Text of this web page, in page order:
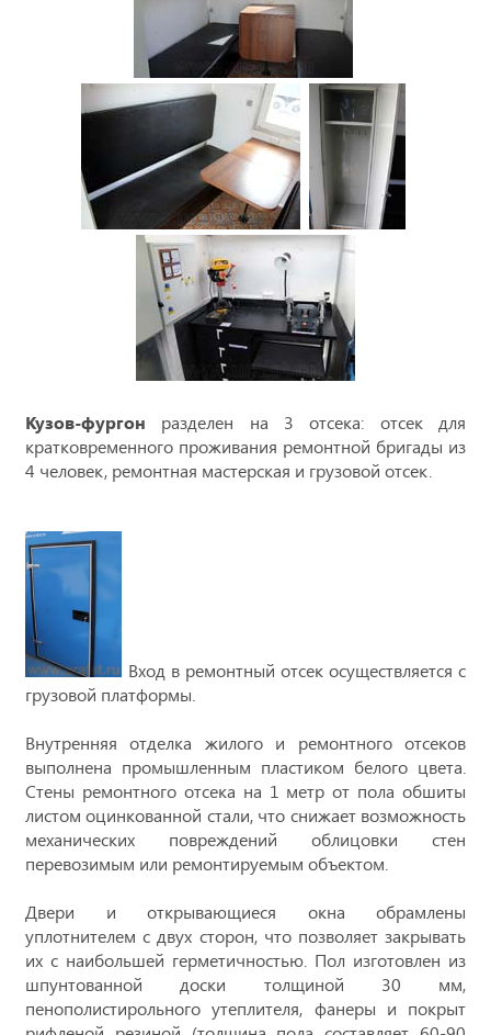
Кузов-фургон разделен на 3 отсека: отсек для
кратковременного проживания ремонтной бригады из
4 человек, ремонтная мастерская и грузовой отсек.
Вход в ремонтный отсек осуществляется с
грузовой платформы.
Внутренняя отделка жилого и ремонтного отсеков
выполнена промышленным пластиком белого цвета.
Стены ремонтного отсека на 1 метр от пола обшиты
листом оцинкованной стали, что снижает возможность
механических повреждений облицовки стен
перевозимым или ремонтируемым объектом.
Двери и открывающиеся окна обрамлены
уплотнителем с двух сторон, что позволяет закрывать
их с наибольшей герметичностью. Пол изготовлен из
шпунтованной доски толщиной 30 мм,
пенополистирольного утеплителя, фанеры и покрыт